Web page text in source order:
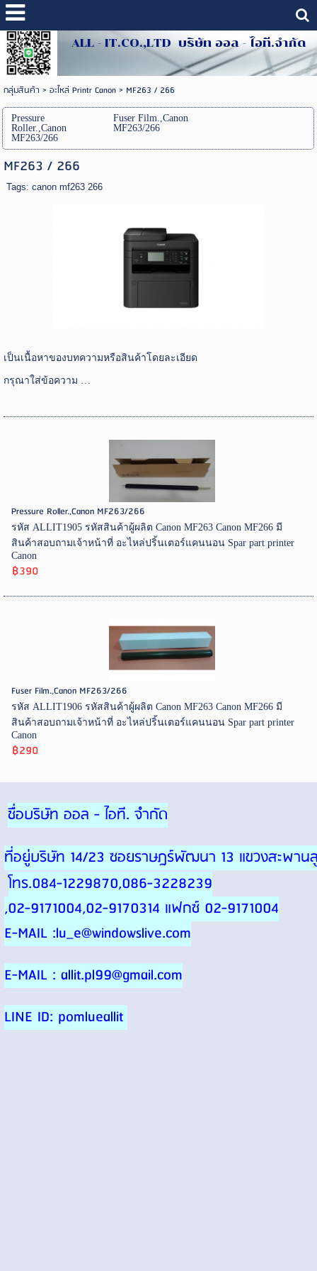
ALL - IT.CO.,LTD บริษัท ออล - ไอที.จำกัด
กลุ่มสินค้า > อะไหล่ Printr Canon> MF263 / 266
Pressure
Roller.,Canon
MF263/266
Fuser Film.,Canon
MF263/266
MF263 / 266
Tags: canon mf263 266
เป็นเนื้อหาของบทความหรือสินค้าโดยละเอียด
กรุณาใส่ข้อความ …
Pressure Roller.,Canon MF263/266
รหัส ALLIT1905 รหัสสินค้าผู้ผลิต Canon MF263 Canon MF266 มี
สินค้าสอบถามเจ้าหน้าที่ อะไหล่ปริ้นเตอร์แคนนอน Spar part printer
Canon
฿390
Fuser Film.,Canon MF263/266
รหัส ALLIT1906 รหัสสินค้าผู้ผลิต Canon MF263 Canon MF266 มี
สินค้าสอบถามเจ้าหน้าที่ อะไหล่ปริ้นเตอร์แคนนอน Spar part printer
Canon
฿290
ชื่อบริษัท ออล - ไอที. จำกัด
ที่อยู่บริษัท 14/23 ซอยราษฎร์พัฒนา 13 แขวงสะพาน
โทร.084-1229870,086-3228239
,02-9171004,02-9170314 แฟกซ์ 02-9171004
E-MAIL :lu_e@windowslive.com
E-MAIL : allit.pl99@gmail.com
LINE ID: pomlueallit